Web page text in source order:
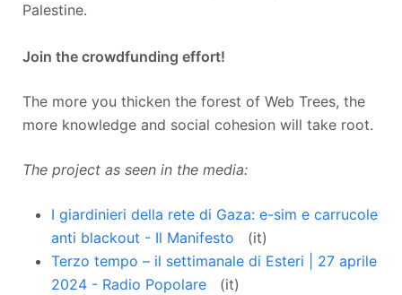
Palestine.
Join the crowdfunding effort!
The more you thicken the forest of Web Trees, the
more knowledge and social cohesion will take root.
The project as seen in the media:
I giardinieri della rete di Gaza: e-sim e carrucole
anti blackout - Il Manifesto (it)
Terzo tempo – il settimanale di Esteri | 27 aprile
2024 - Radio Popolare (it)